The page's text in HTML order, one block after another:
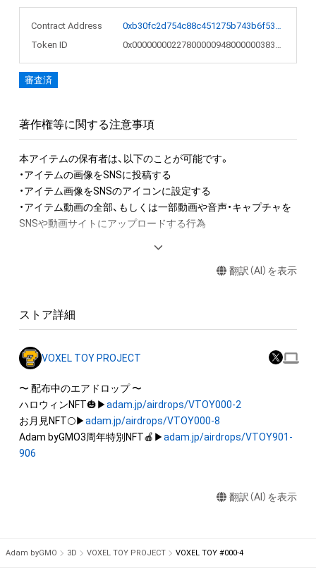
Contract Address
0xb30fc2d754c88c451275b743b6f530f19f643683
Token ID
0x000000002278000009480000003837c2
審査済
著作権等に関する注意事項
本アイテムの保有者は、以下のことが可能です。
・アイテムの画像をSNSに投稿する
・アイテム画像をSNSのアイコンに設定する
・アイテム動画の全部、もしくは一部動画や音声・キャプチャを
SNSや動画サイトにアップロードする行為
・本アイテムに関する創作物(画像および映像、音楽、商標または
産権(それらの権利を取得し、又はそれらの権利につき登録等を
作権を有する方、著作隣接権の権利者またはその管理委託を受
けている者によって保護されています。そのため、本アイテム
を保有していたとしても、本アイテムに関する創作物にかかる
知的財産権を有することを意味しません。
・本アイテムの著作権を有する方、著作隣接権の権利者またはそ
の管理委託を受けている者からの事前の同意なしに、上記の「本
アイテムの保有者が有する権利」の範囲を超えた行為、知的財産
翻訳（AI）を表示
ストア詳細
VOXEL TOY PROJECT
〜 配布中のエアドロップ 〜
ハロウィンNFT🎃▶adam.jp/airdrops/VTOY000-2
お月見NFT🌕▶adam.jp/airdrops/VTOY000-8
Adam byGMO3周年特別NFT🍎▶adam.jp/airdrops/VTOY901-
906
翻訳（AI）を表示
Adam byGMO 3D VOXEL TOY PROJECT VOXEL TOY #000-4